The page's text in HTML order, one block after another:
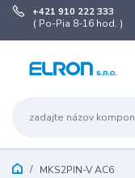
+421 910 222 333
( Po-Pia 8-16 hod. )
MKS2PIN-V AC6